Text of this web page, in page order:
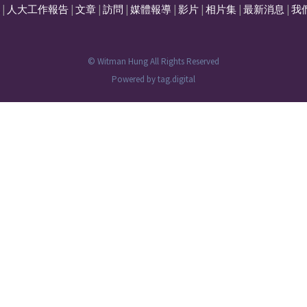
人大工作報告 文章 訪問 媒體報導 影片 相片集 最新消息 我
© Witman Hung All Rights Reserved
Powered bytag.digital